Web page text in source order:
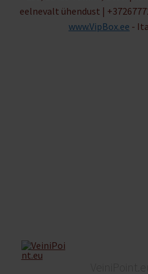
eelnevalt ühendust |
www.VipBox.ee -